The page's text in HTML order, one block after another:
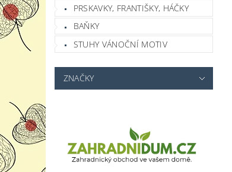
PRSKAVKY, FRANTIŠKY, HÁČKY
BAŇKY
STUHY VÁNOČNÍ MOTIV
ZNAČKY